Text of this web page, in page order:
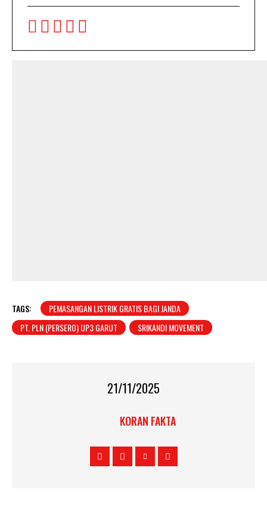
TAGS:
PEMASANGAN LISTRIK GRATIS BAGI JANDA
PT. PLN (PERSERO) UP3 GARUT
SRIKANDI MOVEMENT
21/11/2025
KORAN FAKTA